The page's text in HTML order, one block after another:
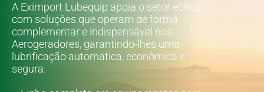
A Eximport Lubequip apoia o setor eólico
com soluções que operam de forma
complementar e indispensável nos
Aerogeradores, garantindo-lhes uma
lubrificação automática, econômica e
segura.